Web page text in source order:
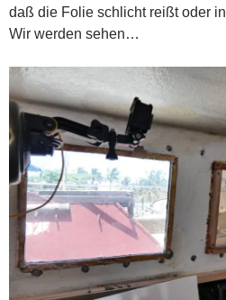
daß die Folie schlicht reißt oder
Wir werden sehen…